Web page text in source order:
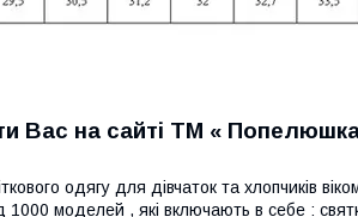
Вас на сайті ТМ «
одягу для дівчаток та хлопчиків
1000 моделей , які включають в себе :